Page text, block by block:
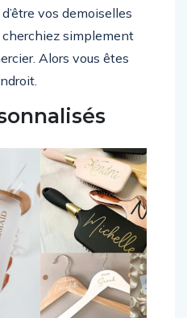
vos demoiselles
cherchiez simplement
Alors vous êtes